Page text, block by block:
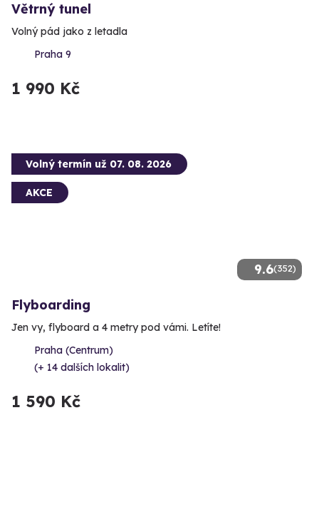
Větrný tunel
Volný pád jako z letadla
Praha 9
1 990 Kč
9.6(352)
Volný termín už 07. 08. 2026
AKCE
Flyboarding
Jen vy, flyboard a 4 metry pod vámi. Letíte!
Praha (Centrum)
(+ 14 dalších lokalit)
1 590 Kč